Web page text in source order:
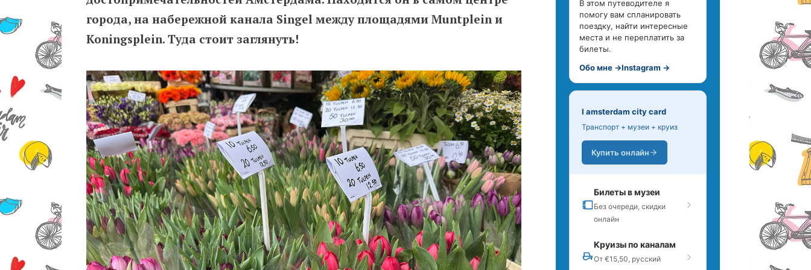
города, на набережной канала Singel между площадями Muntplein и
Koningsplein. Туда стоит заглянуть!
В этом путеводителе я
помогу вам спланировать
поездку, найти интересные
места и не переплатить за
билеты.
Обо мне →Instagram →
I amsterdam city card
Транспорт + музеи + круиз
Купить онлайн
Билеты в музеи
Без очереди, скидки
онлайн
Круизы по каналам
От €15,50, русский